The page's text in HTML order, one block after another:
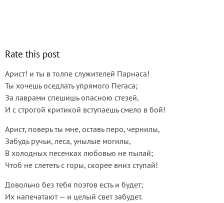
Rate this post
Арист! и ты в толпе служителей Парнаса!
Ты хочешь оседлать упрямого Пегаса;
За лаврами спешишь опасною стезей,
И с строгой критикой вступаешь смело в бой!
Арист, поверь ты мне, оставь перо, чернилы,
Забудь ручьи, леса, унылые могилы,
В холодных песенках любовью не пылай;
Чтоб не слететь с горы, скорее вниз ступай!
Довольно без тебя поэтов есть и будет;
Их напечатают — и целый свет забудет.